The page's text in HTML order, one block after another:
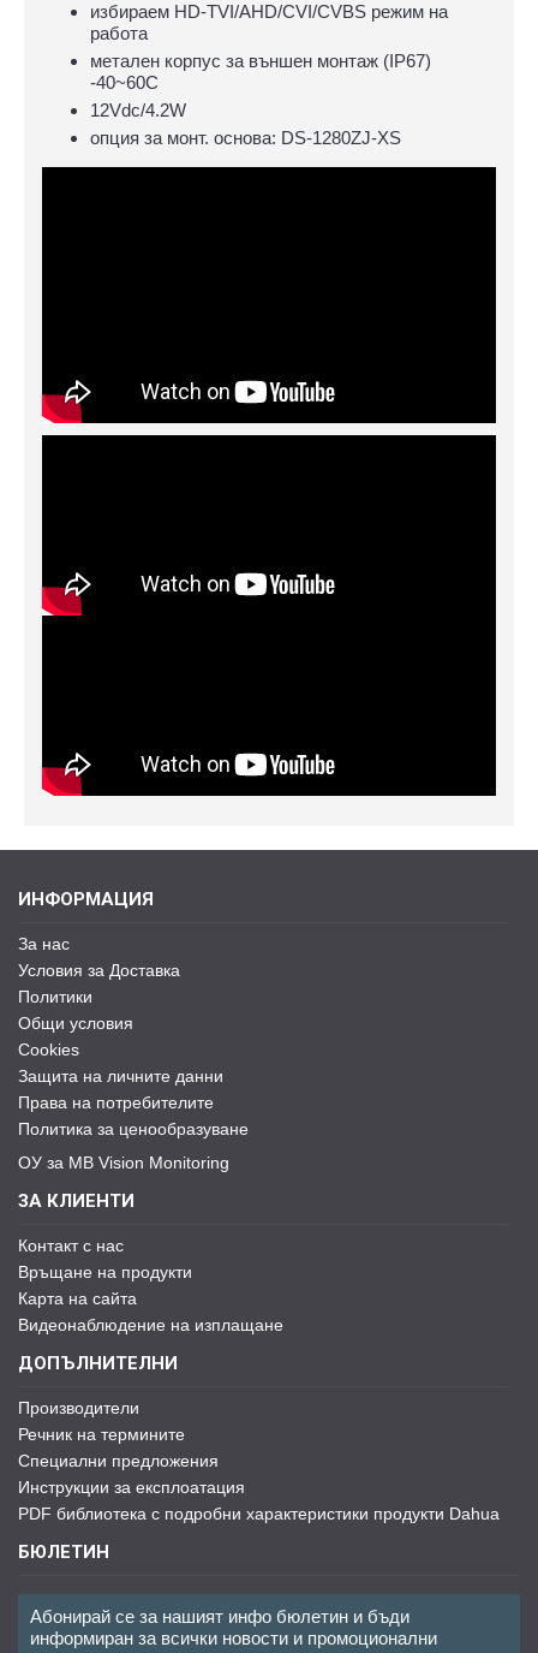
избираем HD-TVI/AHD/CVI/CVBS режим на
работа
метален корпус за външен монтаж (IP67)
-40~60C
12Vdc/4.2W
опция за монт. основа: DS-1280ZJ-XS
ИНФОРМАЦИЯ
За нас
Условия за Доставка
Политики
Общи условия
Cookies
Защита на личните данни
Права на потребителите
Политика за ценообразуване
ОУ за MB Vision Monitoring
ЗА КЛИЕНТИ
Контакт с нас
Връщане на продукти
Карта на сайта
Видеонаблюдение на изплащане
ДОПЪЛНИТЕЛНИ
Производители
Речник на термините
Специални предложения
Инструкции за експлоатация
PDF библиотека с подробни характеристики продукти Dahua
БЮЛЕТИН
Абонирай се за нашият инфо бюлетин и бъди
информиран за всички новости и промоционални